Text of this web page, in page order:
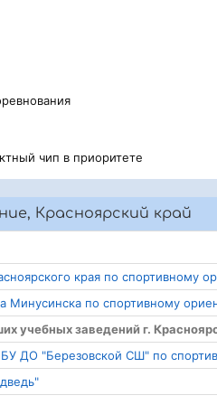
чип в приоритете
Красноярский край
края по
Минусинска по спортивному
учебных заведений г.
ДО "Березовской СШ" по